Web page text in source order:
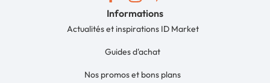
Informations
Actualités et inspirations ID Market
Guides d'achat
Nos promos et bons plans